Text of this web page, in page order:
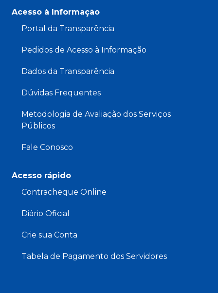
Acesso à Informação
Portal da Transparência
Pedidos de Acesso à Informação
Dados da Transparência
Dúvidas Frequentes
Metodologia de Avaliação dos Serviços
Públicos
Fale Conosco
Acesso rápido
Contracheque Online
Diário Oficial
Crie sua Conta
Tabela de Pagamento dos Servidores